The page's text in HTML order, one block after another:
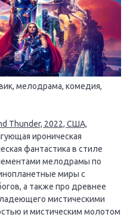
мелодрама, комедия,
Thunder, 2022, США,
ироническая
фантастика в стиле
мелодрамы по
миры с
а также про древнее
мистическими
и мистическим молотом